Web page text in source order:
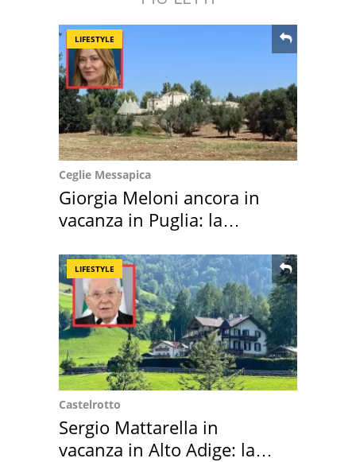
LIFESTYLE
Ceglie Messapica
Giorgia Meloni ancora in
vacanza in Puglia: la
LIFESTYLE
Castelrotto
Sergio Mattarella in
vacanza in Alto Adige: la